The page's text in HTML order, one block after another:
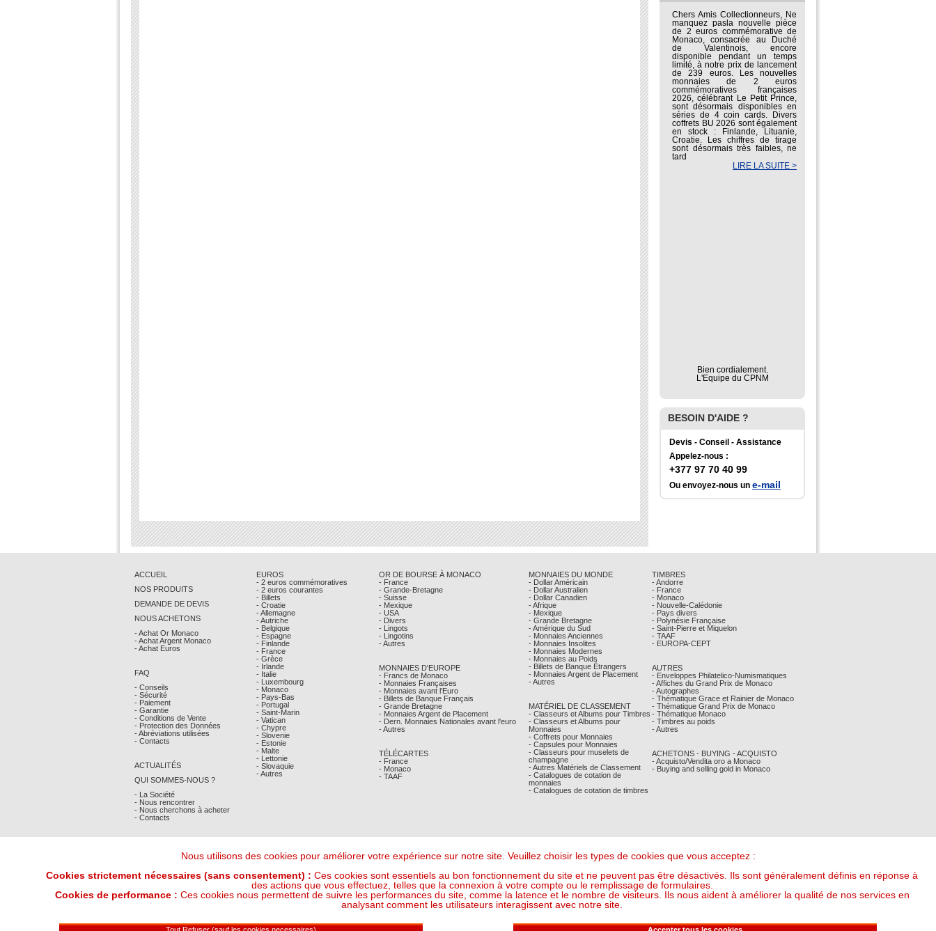
Chers Amis Collectionneurs, Ne
manquez pasla nouvelle pièce
de 2 euros commémorative de
Monaco, consacrée au Duché
de Valentinois, encore
disponible pendant un temps
limité, à notre prix de lancement
de 239 euros. Les nouvelles
monnaies de 2 euros
commémoratives françaises
2026, célébrant Le Petit Prince,
sont désormais disponibles en
séries de 4 coin cards. Divers
coffrets BU 2026 sont également
en stock : Finlande, Lituanie,
Croatie. Les chiffres de tirage
sont désormais très faibles, ne
tard
LIRE LA SUITE >
Bien cordialement.
L'Equipe du CPNM
BESOIN D'AIDE ?
Devis - Conseil - Assistance
Appelez-nous :
+377 97 70 40 99
Ou envoyez-nous un e-mail
ACCUEIL
NOS PRODUITS
DEMANDE DE DEVIS
NOUS ACHETONS
- Achat Or Monaco
- Achat Argent Monaco
- Achat Euros
FAQ
- Conseils
- Sécurité
- Paiement
- Garantie
- Conditions de Vente
- Protection des Données
- Abréviations utilisées
- Contacts
ACTUALITÉS
QUI SOMMES-NOUS ?
- La Société
- Nous rencontrer
- Nous cherchons à acheter
- Contacts
EUROS
- 2 euros commémoratives
- 2 euros courantes
- Billets
- Croatie
- Allemagne
- Autriche
- Belgique
- Espagne
- Finlande
- France
- Grèce
- Irlande
- Italie
- Luxembourg
- Monaco
- Pays-Bas
- Portugal
- Saint-Marin
- Vatican
- Chypre
- Slovenie
- Estonie
- Malte
- Lettonie
- Slovaquie
- Autres
OR DE BOURSE À MONACO
- France
- Grande-Bretagne
- Suisse
- Mexique
- USA
- Divers
- Lingots
- Lingotins
- Autres
MONNAIES D'EUROPE
- Francs de Monaco
- Monnaies Françaises
- Monnaies avant l'Euro
- Billets de Banque Français
- Grande Bretagne
- Monnaies Argent de Placement
- Dern. Monnaies Nationales avant l'euro
- Autres
TÉLÉCARTES
- France
- Monaco
- TAAF
MONNAIES DU MONDE
- Dollar Américain
- Dollar Australien
- Dollar Canadien
- Afrique
- Mexique
- Grande Bretagne
- Amérique du Sud
- Monnaies Anciennes
- Monnaies Insolites
- Monnaies Modernes
- Monnaies au Poids
- Billets de Banque Étrangers
- Monnaies Argent de Placement
- Autres
MATÉRIEL DE CLASSEMENT
- Classeurs et Albums pour Timbres
- Classeurs et Albums pour
Monnaies
- Coffrets pour Monnaies
- Capsules pour Monnaies
- Classeurs pour muselets de
champagne
- Autres Matériels de Classement
- Catalogues de cotation de
monnaies
- Catalogues de cotation de timbres
TIMBRES
- Andorre
- France
- Monaco
- Nouvelle-Calédonie
- Pays divers
- Polynésie Française
- Saint-Pierre et Miquelon
- TAAF
- EUROPA-CEPT
AUTRES
- Enveloppes Philatelico-Numismatiques
- Affiches du Grand Prix de Monaco
- Autographes
- Thématique Grace et Rainier de Monaco
- Thématique Grand Prix de Monaco
- Thématique Monaco
- Timbres au poids
- Autres
ACHETONS - BUYING - ACQUISTO
- Acquisto/Vendita oro a Monaco
- Buying and selling gold in Monaco
Mentions Légales- © Comptoir Philatelique et Numismatique de Monaco 2026
Nous utilisons des cookies pour améliorer votre expérience sur notre site. Veuillez choisir les types de cookies que vous acceptez :
Cookies strictement nécessaires (sans consentement) : Ces cookies sont essentiels au bon fonctionnement du site et ne peuvent pas être désactivés. Ils sont généralement définis en réponse à
des actions que vous effectuez, telles que la connexion à votre compte ou le remplissage de formulaires.
Cookies de performance : Ces cookies nous permettent de suivre les performances du site, comme la latence et le nombre de visiteurs. Ils nous aident à améliorer la qualité de nos services en
analysant comment les utilisateurs interagissent avec notre site.